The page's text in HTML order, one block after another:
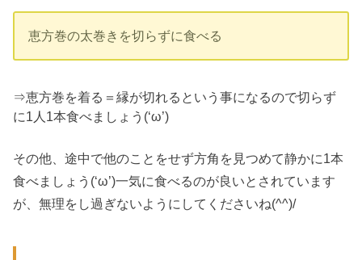
恵方巻の太巻きを切らずに食べる
⇒恵方巻を着る＝縁が切れるという事になるので切らず
に1人1本食べましょう(‘ω’)
その他、途中で他のことをせず方角を見つめて静かに1本
食べましょう(‘ω’)一気に食べるのが良いとされています
が、無理をし過ぎないようにしてくださいね(^^)/